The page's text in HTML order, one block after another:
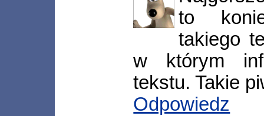
to
takiego
w którym
tekstu. Takie
Odpowiedz